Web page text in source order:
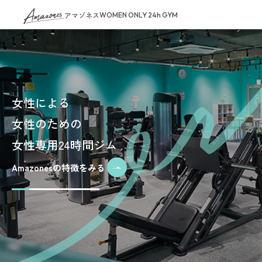
アマゾネスWOMEN ONLY 24h GYM
女性による
女性のための
女性専用24時間ジム
Amazonesの特徴をみる